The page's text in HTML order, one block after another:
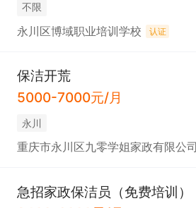
不限
永川区博域职业培训学校 认证
保洁开荒
5000-7000元/月
永川
重庆市永川区九零学姐家政有限公司
急招家政保洁员（免费培训）